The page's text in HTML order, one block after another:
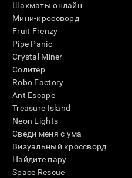
Шахматы онлайн
Мини-кроссворд
Fruit Frenzy
Pipe Panic
Crystal Miner
Солитер
Robo Factory
Ant Escape
Treasure Island
Neon Lights
Сведи меня с ума
Визуальный кроссворд
Найдите пару
Space Rescue